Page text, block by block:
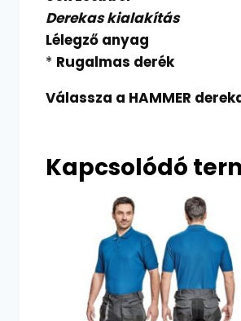
Derekas kialakítás
Lélegző anyag
* Rugalmas derék
Válassza a HAMMER
Kapcsolódó